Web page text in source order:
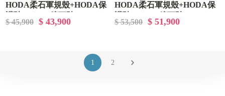
HODA柔石軍規殼+HODA保
$ 45,900 $ 43,900
HODA柔石軍規殼+HODA保
$ 53,500 $ 51,900
1 2